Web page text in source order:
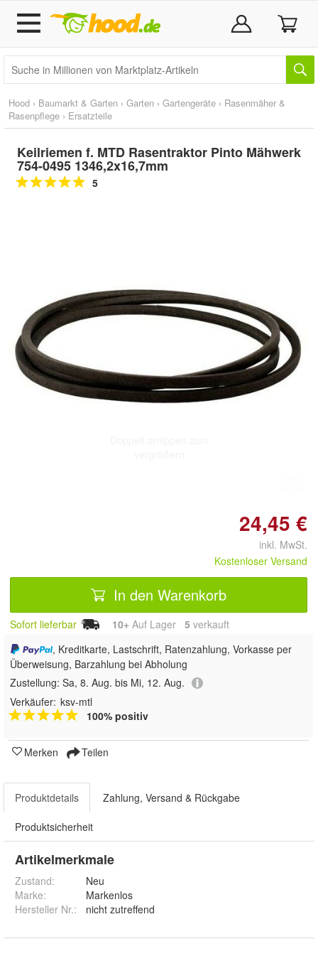
Hood › Baumarkt & Garten › Garten › Gartengeräte › Rasenmäher &
Rasenpflege › Ersatzteile
Keilriemen f. MTD Rasentraktor Pinto Mähwerk
754-0495 1346,2x16,7mm
5
24,45 €
inkl. MwSt.
Kostenloser Versand
In den Warenkorb
Sofort lieferbar 10+ Auf Lager 5 verkauft
, Kreditkarte, Lastschrift, Ratenzahlung, Vorkasse per
Überweisung, Barzahlung bei Abholung
Zustellung: Sa, 8. Aug. bis Mi, 12. Aug.
Verkäufer: ksv-mtl
100% positiv
Merken Teilen
Produktdetails Zahlung, Versand & Rückgabe
Produktsicherheit
Artikelmerkmale
Zustand:
Neu
Marke:
Markenlos
Hersteller Nr.:
nicht zutreffend